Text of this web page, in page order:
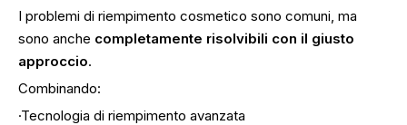
I problemi di riempimento cosmetico sono comuni, ma
sono anche completamente risolvibili con il giusto
approccio.
Combinando:
·Tecnologia di riempimento avanzata